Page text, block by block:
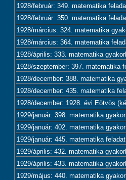
1928/február: 349. matematika
1928/február: 350. matematika
1928/március: 324. matematika
1928/március: 364. matematika
1928/április: 333. matematika
1928/szeptember: 397. matematika
1928/december: 388. matematika
1928/december: 435. matematika
1928/december: 1928. évi Eötvös
1929/január: 398. matematika
1929/január: 402. matematika
1929/január: 445. matematika feladat
1929/április: 432. matematika
1929/április: 433. matematika
1929/május: 440. matematika